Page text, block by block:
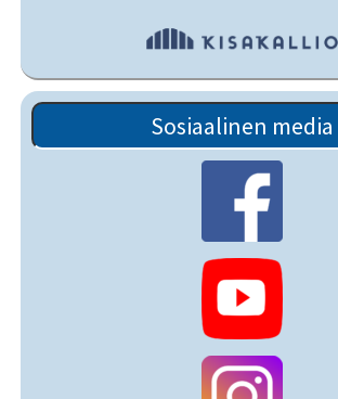
Sosiaalinen media